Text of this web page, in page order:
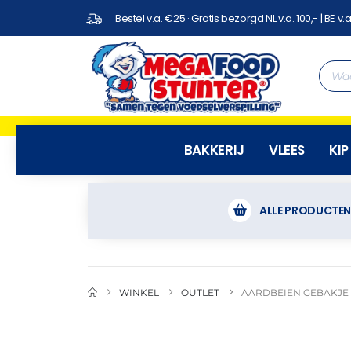
Bestel v.a. €25 · Gratis bezorgd NL v.a. 100,- | BE
BAKKERIJ VLEES KIP
ALLE PRODUCTEN
WINKEL OUTLET AARDBEIEN GEBAKJE